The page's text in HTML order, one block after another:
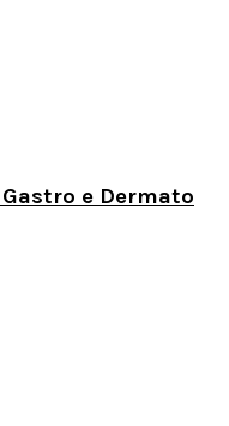
Gastro e Dermato